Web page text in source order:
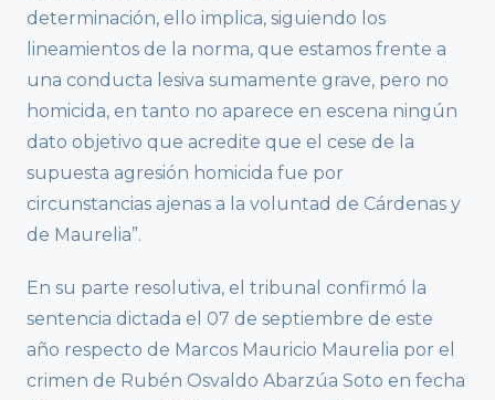
determinación, ello implica, siguiendo los
lineamientos de la norma, que estamos frente a
una conducta lesiva sumamente grave, pero no
homicida, en tanto no aparece en escena ningún
dato objetivo que acredite que el cese de la
supuesta agresión homicida fue por
circunstancias ajenas a la voluntad de Cárdenas y
de Maurelia”.
En su parte resolutiva, el tribunal confirmó la
sentencia dictada el 07 de septiembre de este
año respecto de Marcos Mauricio Maurelia por el
crimen de Rubén Osvaldo Abarzúa Soto en fecha